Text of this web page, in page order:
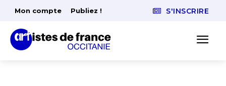
Mon compte Publiez ! S'INSCRIRE